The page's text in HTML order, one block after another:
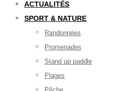
ACTUALITÉS
SPORT & NATURE
Randonnées
Promenades
Stand up paddle
Plages